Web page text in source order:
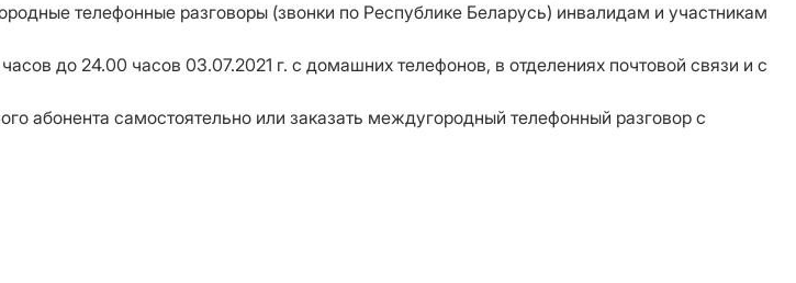
телефонные разговоры (звонки по Республике Беларусь) инвалидам и участникам
до 24.00 часов 03.07.2021 г. с домашних телефонов, в отделениях почтовой связи и с
абонента самостоятельно или заказать междугородный телефонный разговор с